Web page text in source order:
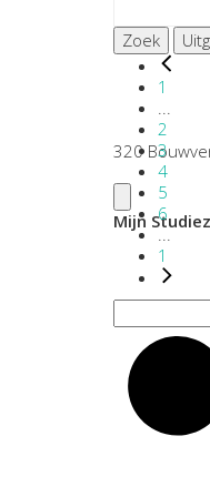
Zoek
1
2
3
4
5
6
...
1
320
Mijn